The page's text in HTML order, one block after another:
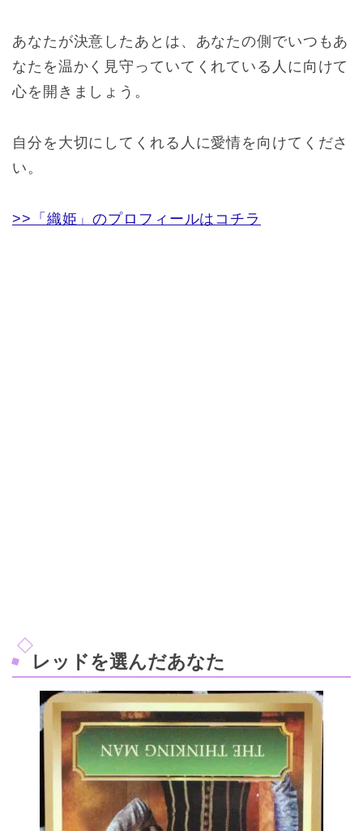
あなたが決意したあとは、あなたの側でいつもあ
なたを温かく見守っていてくれている人に向けて
心を開きましょう。
自分を大切にしてくれる人に愛情を向けてくださ
い。
>>「織姫」のプロフィールはコチラ
レッドを選んだあなた